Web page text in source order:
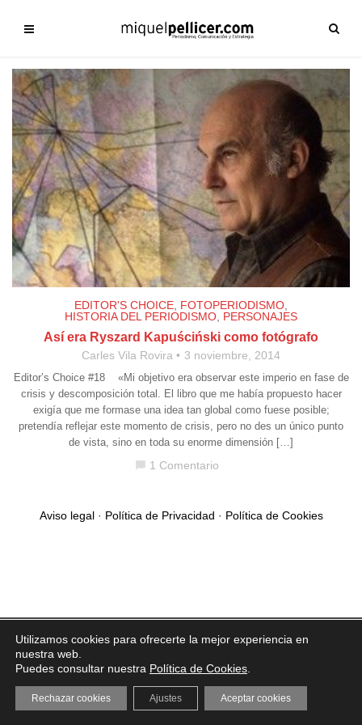
EDITOR'S CHOICE, FOTOPERIODISMO,
HISTORIA DEL PERIODISMO, PERSONAJES
Así era Ryszard Kapuściński como fotógrafo
Carles Vila Rovira 3 noviembre, 2014
Editor’s Choice #18 «Mi objetivo era observar este imperio en fase de
crisis y descomposición total. El libro que me había propuesto hacer
exigía que me formase una idea tan global como fuese posible;
pretendía reflejar este momento de crisis, pero no des un único punto
de vista, sino en toda su enorme dimensión […]
chat_bubble 1 Comentario
Aviso legal· Política de Privacidad · Política de Cookies
Utilizamos cookies para ofrecerte la mejor experiencia en
nuestra web.
Puedes consultar nuestra Política de Cookies
Aceptar cookies
Rechazar cookies Ajustes